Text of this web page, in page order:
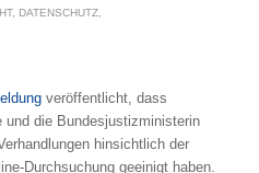
, DATENSCHUTZ,
veröffentlicht, dass
und die Bundesjustizministerin
hinsichtlich der
Durchsuchung geeinigt haben.